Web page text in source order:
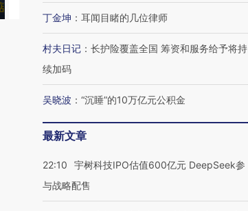
有意思的生活方式·第三对
丁金坤 ： 耳闻目睹的几位律师
村夫日记 ： 长护险覆盖全国 筹资和服务给予将持
续加码
吴晓波 ： “沉睡”的10万亿元公积金
最新文章
22:10
宇树科技IPO估值600亿元 DeepSeek参
与战略配售